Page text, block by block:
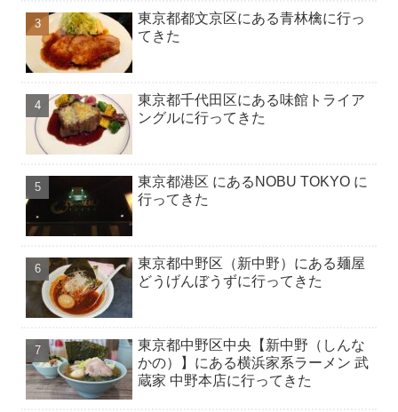
東京都都文京区にある青林檎に行っ
てきた
東京都千代田区にある味館トライア
ングルに行ってきた
東京都港区 にあるNOBU TOKYO に
行ってきた
東京都中野区（新中野）にある麺屋
どうげんぼうずに行ってきた
東京都中野区中央【新中野（しんな
かの）】にある横浜家系ラーメン 武
蔵家 中野本店に行ってきた